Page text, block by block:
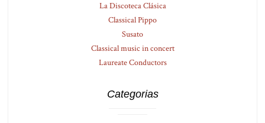
La Discoteca Clásica
Classical Pippo
Susato
Classical music in concert
Laureate Conductors
Categorias